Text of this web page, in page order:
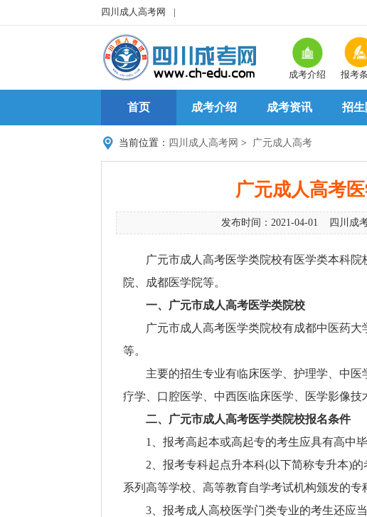
四川成人高考网 |
成考介绍 报考
首页 成考介绍 成考资讯 招
当前位置： 四川成人高考网 > 广元成人高考
广元成人高考
发布时间：2021-04-01 四川成
广元市成人高考医学类院校有医学类本科
院、成都医学院等。
一、广元市成人高考医学类院校
广元市成人高考医学类院校有成都中医药
等。
主要的招生专业有临床医学、护理学、中
疗学、口腔医学、中西医临床医学、医学影像技
二、广元市成人高考医学类院校报名条件
1、报考高起本或高起专的考生应具有高中毕
2、报考专科起点升本科(以下简称专升本)
系列高等学校、高等教育自学考试机构颁发的专
3、报考成人高校医学门类专业的考生还应